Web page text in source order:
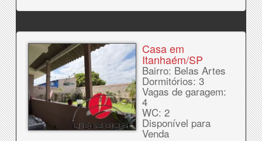
Casa em
Itanhaém/SP
Bairro: Belas Artes
Dormitórios: 3
Vagas de garagem:
4
WC: 2
Disponível para
Venda